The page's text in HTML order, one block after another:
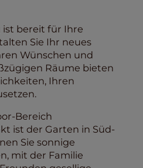
bereit für Ihre
Sie Ihr neues
Wünschen und
Räume bieten
Ihren
Bereich
ist der Garten in Süd-
Sie sonnige
mit der Familie